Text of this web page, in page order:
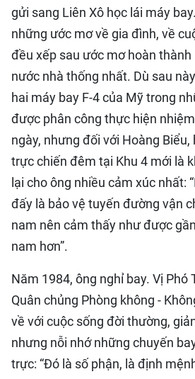
gửi sang Liên Xô học lái máy
những ước mơ về gia đình, về
đều xếp sau ước mơ hoàn
nước nhà thống nhất. ​Dù sau
hai máy bay F-4 của Mỹ trong
được phân công thực hiện
ngày, nhưng đối với Hoàng Biểu,
trực chiến đêm tại Khu 4 mới là
lại cho ông nhiều cảm xúc nhất:
đấy là bảo vệ tuyến đường vận
nam nên cảm thấy như được
nam hơn”.
Năm 1984, ông nghỉ bay. Vị
Quân chủng Phòng không -
về với cuộc sống đời thường,
nhưng nỗi nhớ những chuyến
trực: “Đó là số phận, là định